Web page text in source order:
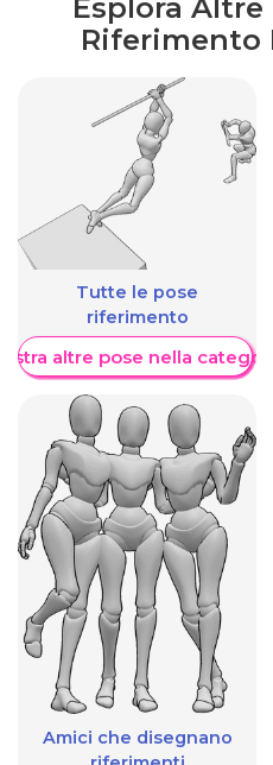
Esplora
Riferimento
Tutte le pose
riferimento
altre pose nella categoria
Amici che disegnano